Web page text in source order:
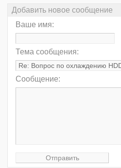
Добавить новое сообщение
Ваше имя:
Тема сообщения:
Сообщение: